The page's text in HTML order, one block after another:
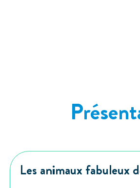
Les animaux fabuleux